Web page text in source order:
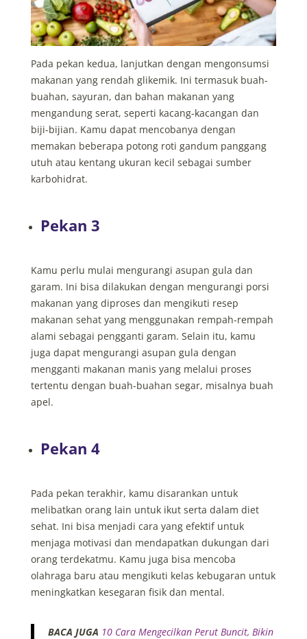
Pada pekan kedua, lanjutkan dengan mengonsumsi
makanan yang rendah glikemik. Ini termasuk buah-
buahan, sayuran, dan bahan makanan yang
mengandung serat, seperti kacang-kacangan dan
biji-bijian. Kamu dapat mencobanya dengan
memakan beberapa potong roti gandum panggang
utuh atau kentang ukuran kecil sebagai sumber
karbohidrat.
Pekan 3
Kamu perlu mulai mengurangi asupan gula dan
garam. Ini bisa dilakukan dengan mengurangi porsi
makanan yang diproses dan mengikuti resep
makanan sehat yang menggunakan rempah-rempah
alami sebagai pengganti garam. Selain itu, kamu
juga dapat mengurangi asupan gula dengan
mengganti makanan manis yang melalui proses
tertentu dengan buah-buahan segar, misalnya buah
apel.
Pekan 4
Pada pekan terakhir, kamu disarankan untuk
melibatkan orang lain untuk ikut serta dalam diet
sehat. Ini bisa menjadi cara yang efektif untuk
menjaga motivasi dan mendapatkan dukungan dari
orang terdekatmu. Kamu juga bisa mencoba
olahraga baru atau mengikuti kelas kebugaran untuk
meningkatkan kesegaran fisik dan mental.
BACA JUGA 10 Cara Mengecilkan Perut Buncit, Bikin